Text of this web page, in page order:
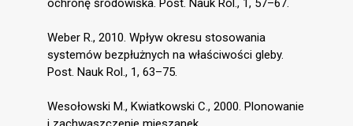
ochronę środowiska. Post. Nauk Rol., 1, 57–67.
Weber R., 2010. Wpływ okresu stosowania
systemów bezpłużnych na właściwości gleby.
Post. Nauk Rol., 1, 63–75.
Wesołowski M., Kwiatkowski C., 2000. Plonowanie